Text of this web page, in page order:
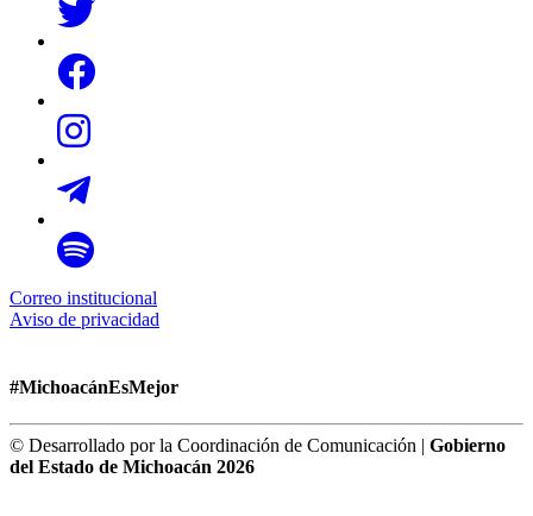
Correo institucional
Aviso de privacidad
#MichoacánEsMejor
© Desarrollado por la Coordinación de Comunicación | Gobierno
del Estado de Michoacán 2026